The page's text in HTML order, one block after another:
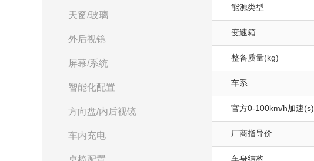
天窗/玻璃
外后视镜
屏幕/系统
智能化配置
方向盘/内后视镜
车内充电
能源类型
变速箱
整备质量(kg)
车系
官方0-100km/h加速(s)
厂商指导价
车身结构